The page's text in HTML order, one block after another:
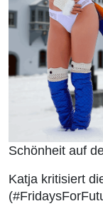
Schönheit auf
Katja kritisiert